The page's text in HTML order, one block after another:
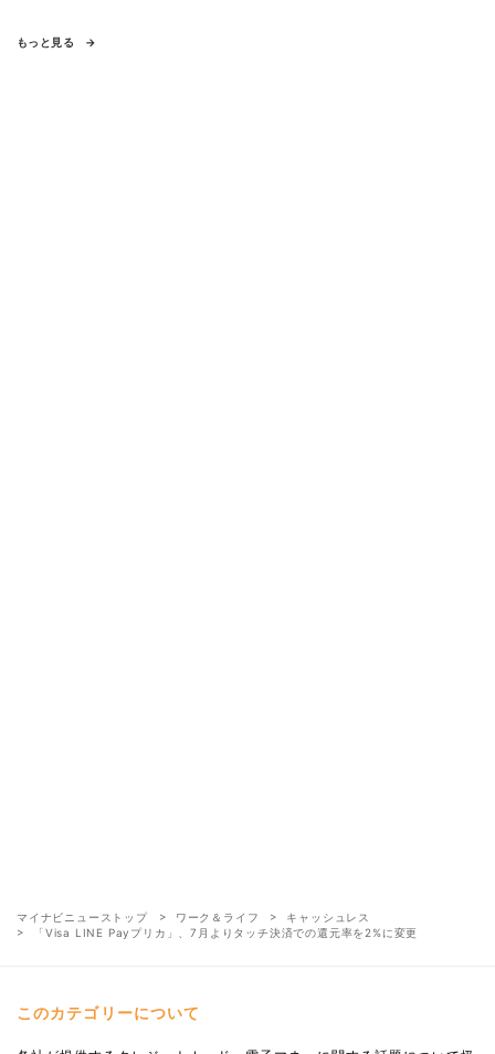
もっと見る
マイナビニューストップ ワーク＆ライフ
キャッシュレス
「Visa LINE Payプリカ」、7月よりタッチ決済での還元率を2%に変更
このカテゴリーについて